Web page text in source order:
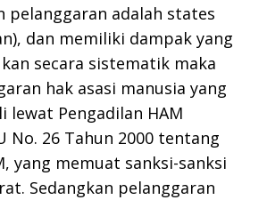
pelanggaran adalah states
dan memiliki dampak yang
secara sistematik maka
hak asasi manusia yang
lewat Pengadilan HAM
No. 26 Tahun 2000 tentang
yang memuat sanksi-sanksi
Sedangkan pelanggaran